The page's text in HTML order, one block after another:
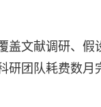
盖文献调研、
团队耗费数月